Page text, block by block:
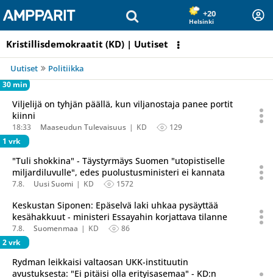
+20
Helsinki
Kristillisdemokraatit (KD) | Uutiset
Uutiset Politiikka
30 min
Viljelijä on tyhjän päällä, kun viljanostaja panee portit
kiinni
18:33 Maaseudun Tulevaisuus KD
129
1 vrk
"Tuli shokkina" - Täystyrmäys Suomen "utopistiselle
miljardiluvulle", edes puolustusministeri ei kannata
7.8. Uusi Suomi KD 1572
Keskustan Siponen: Epäselvä laki uhkaa pysäyttää
kesähakkuut - ministeri Essayahin korjattava tilanne
7.8. Suomenmaa KD
86
2 vrk
Rydman leikkaisi valtaosan UKK-instituutin
avustuksesta: "Ei pitäisi olla erityisasemaa" - KD:n